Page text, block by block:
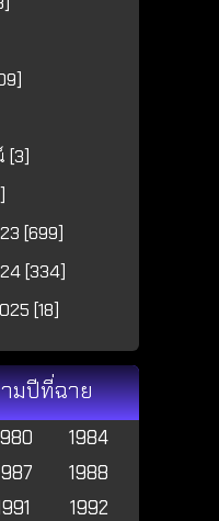
[3]
[699]
[334]
[18]
มปีที่ฉาย
1984
1988
1992